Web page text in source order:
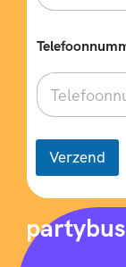
Verzend